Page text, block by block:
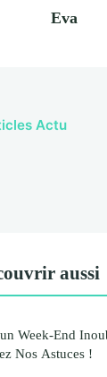
Eva
Actu
aussi
Week-End
Nos Astuces !